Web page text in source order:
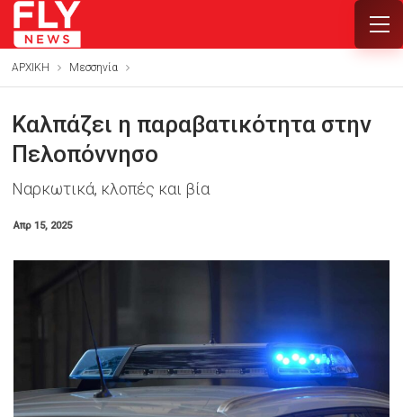
ΑΡΧΙΚΗ Μεσσηνία
Καλπάζει η παραβατικότητα στην
Πελοπόννησο
Ναρκωτικά, κλοπές και βία
Απρ 15, 2025